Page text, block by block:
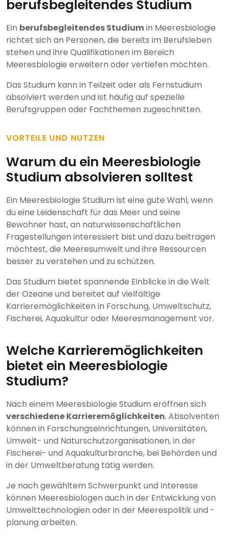
berufsbegleitendes Studium
Ein berufsbegleitendes Studiumin Meeresbiologie
richtet sich an Personen, die bereits im Berufsleben
stehen und ihre Qualifikationen im Bereich
Meeresbiologie erweitern oder vertiefen möchten.
Das Studium kann in Teilzeit oder als Fernstudium
absolviert werden und ist häufig auf spezielle
Berufsgruppen oder Fachthemen zugeschnitten.
VORTEILE UND NUTZEN
Warum du ein Meeresbiologie
Studium absolvieren solltest
Ein Meeresbiologie Studium ist eine gute Wahl, wenn
du eine Leidenschaft für das Meer und seine
Bewohner hast, an naturwissenschaftlichen
Fragestellungen interessiert bist und dazu beitragen
möchtest, die Meeresumwelt und ihre Ressourcen
besser zu verstehen und zu schützen.
Das Studium bietet spannende Einblicke in die Welt
der Ozeane und bereitet auf vielfältige
Karrieremöglichkeiten in Forschung, Umweltschutz,
Fischerei, Aquakultur oder Meeresmanagement vor.
Welche Karrieremöglichkeiten
bietet ein Meeresbiologie
Studium?
Nach einem Meeresbiologie Studium eröffnen sich
verschiedene Karrieremöglichkeiten. Absolventen
können in Forschungseinrichtungen, Universitäten,
Umwelt- und Naturschutzorganisationen, in der
Fischerei- und Aquakulturbranche, bei Behörden und
in der Umweltberatung tätig werden.
Je nach gewähltem Schwerpunkt und Interesse
können Meeresbiologen auch in der Entwicklung von
Umwelttechnologien oder in der Meerespolitik und -
planung arbeiten.